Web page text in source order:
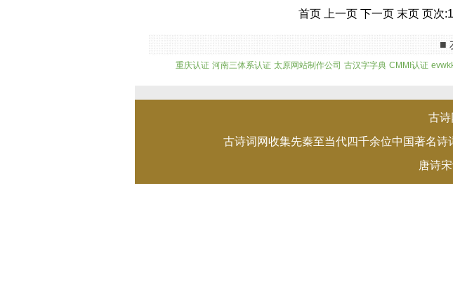
首页 上一页 下一页 末页 页次
■
重庆认证 河南三体系认证 太原网站制作公司 古汉字字典 CMMI认证
古诗
古诗词网收集先秦至当代四千余位中国著名
唐诗